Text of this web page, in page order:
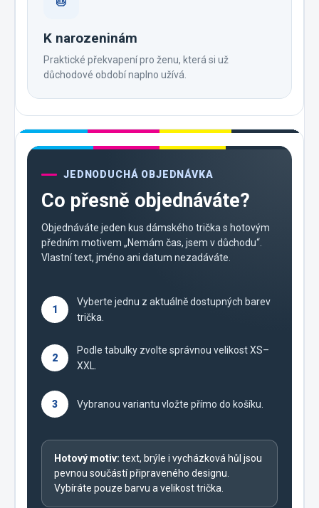
K narozeninám
Praktické překvapení pro ženu, která si už
důchodové období naplno užívá.
JEDNODUCHÁ OBJEDNÁVKA
Co přesně objednáváte?
Objednáváte jeden kus dámského trička s hotovým
předním motivem „Nemám čas, jsem v důchodu“.
Vlastní text, jméno ani datum nezadáváte.
1
Vyberte jednu z aktuálně dostupných barev
trička.
2
Podle tabulky zvolte správnou velikost XS–
XXL.
3 Vybranou variantu vložte přímo do košíku.
Hotový motiv: text, brýle i vycházková hůl jsou
pevnou součástí připraveného designu.
Vybíráte pouze barvu a velikost trička.